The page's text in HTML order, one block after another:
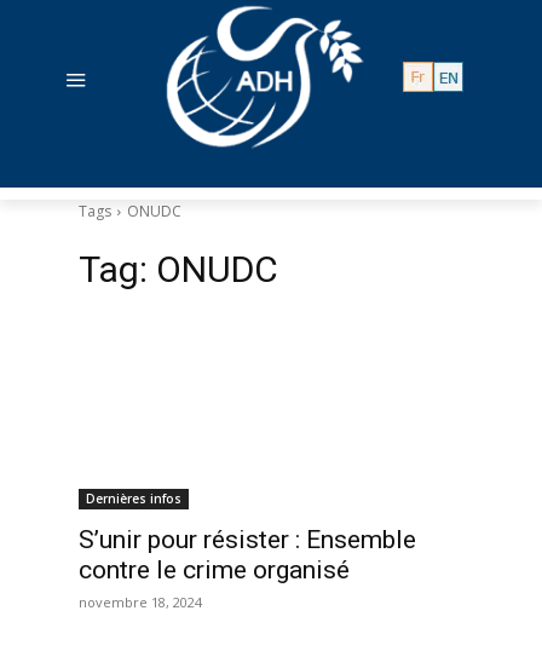
Tags ONUDC
Tag: ONUDC
Dernières infos
S’unir pour résister : Ensemble
contre le crime organisé
novembre 18, 2024